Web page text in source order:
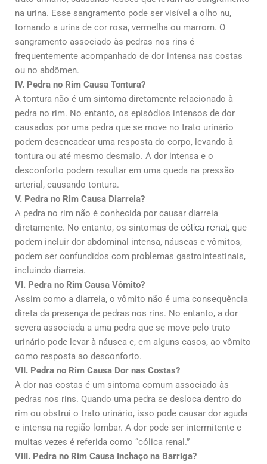
na urina. Esse sangramento pode ser visível a olho nu,
tornando a urina de cor rosa, vermelha ou marrom. O
sangramento associado às pedras nos rins é
frequentemente acompanhado de dor intensa nas costas
ou no abdômen.
IV. Pedra no Rim Causa Tontura?
A tontura não é um sintoma diretamente relacionado à
pedra no rim. No entanto, os episódios intensos de dor
causados por uma pedra que se move no trato urinário
podem desencadear uma resposta do corpo, levando à
tontura ou até mesmo desmaio. A dor intensa e o
desconforto podem resultar em uma queda na pressão
arterial, causando tontura.
V. Pedra no Rim Causa Diarreia?
A pedra no rim não é conhecida por causar diarreia
diretamente. No entanto, os sintomas de cólica renal, que
podem incluir dor abdominal intensa, náuseas e vômitos,
podem ser confundidos com problemas gastrointestinais,
incluindo diarreia.
VI. Pedra no Rim Causa Vômito?
Assim como a diarreia, o vômito não é uma consequência
direta da presença de pedras nos rins. No entanto, a dor
severa associada a uma pedra que se move pelo trato
urinário pode levar à náusea e, em alguns casos, ao vômito
como resposta ao desconforto.
VII. Pedra no Rim Causa Dor nas Costas?
A dor nas costas é um sintoma comum associado às
pedras nos rins. Quando uma pedra se desloca dentro do
rim ou obstrui o trato urinário, isso pode causar dor aguda
e intensa na região lombar. A dor pode ser intermitente e
muitas vezes é referida como “cólica renal.”
VIII. Pedra no Rim Causa Inchaço na Barriga?